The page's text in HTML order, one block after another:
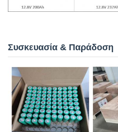
Συσκευασία & Παράδοση